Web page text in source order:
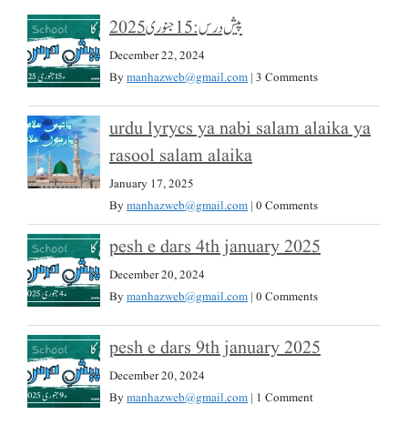
پیش درس: 15 جنوری 2025
December 22, 2024
Bymanhazweb@gmail.com | 3 Comments
urdu lyrycs ya nabi salam alaika ya
rasool salam alaika
January 17, 2025
Bymanhazweb@gmail.com | 0 Comments
pesh e dars 4th january 2025
December 20, 2024
Bymanhazweb@gmail.com | 0 Comments
pesh e dars 9th january 2025
December 20, 2024
Bymanhazweb@gmail.com | 1 Comment